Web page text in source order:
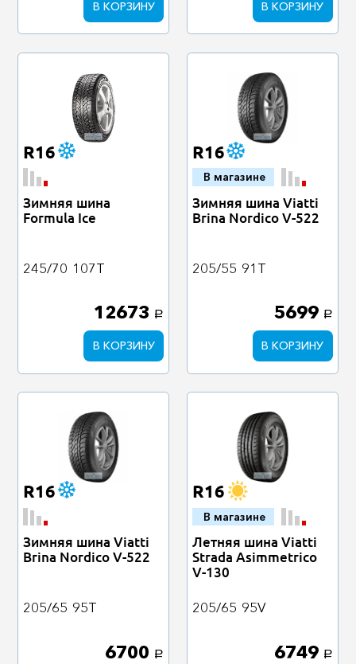
В КОРЗИНУ В КОРЗИНУ
R16
Зимняя шина
Formula Ice
245/70 107T
12673 a
В КОРЗИНУ
R16
В магазине
Зимняя шина Viatti
Brina Nordico V-522
205/55 91T
5699 a
В КОРЗИНУ
R16
Зимняя шина Viatti
Brina Nordico V-522
205/65 95T
6700 a
R16
В магазине
Летняя шина Viatti
Strada Asimmetrico
V-130
205/65 95V
6749 a